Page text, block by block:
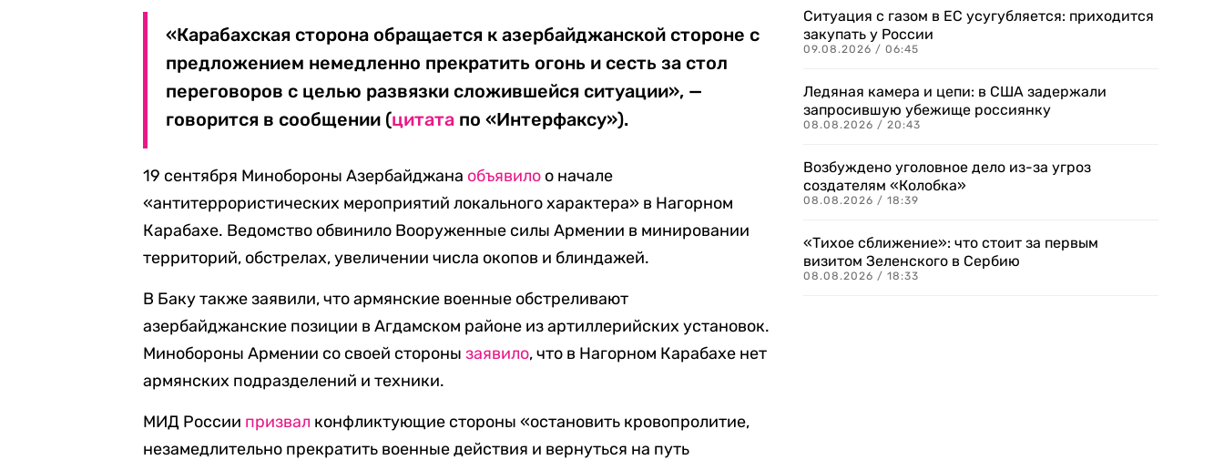
«Карабахская сторона обращается к азербайджанской стороне с
предложением немедленно прекратить огонь и сесть за стол
переговоров с целью развязки сложившейся ситуации», —
говорится в сообщении (цитата по «Интерфаксу»).
19 сентября Минобороны Азербайджана объявило о начале
«антитеррористических мероприятий локального характера» в Нагорном
Карабахе. Ведомство обвинило Вооруженные силы Армении в минировании
территорий, обстрелах, увеличении числа окопов и блиндажей.
В Баку также заявили, что армянские военные обстреливают
азербайджанские позиции в Агдамском районе из артиллерийских установок.
Минобороны Армении со своей сторонызаявило, что в Нагорном Карабахе нет
армянских подразделений и техники.
МИД России призвал конфликтующие стороны «остановить кровопролитие,
незамедлительно прекратить военные действия и вернуться на путь
Ситуация с газом в ЕС усугубляется: приходится
закупать у России
09.08.2026 / 06:45
Ледяная камера и цепи: в США задержали
запросившую убежище россиянку
08.08.2026 / 20:43
Возбуждено уголовное дело из-за угроз
создателям «Колобка»
08.08.2026 / 18:39
«Тихое сближение»: что стоит за первым
визитом Зеленского в Сербию
08.08.2026 / 18:33